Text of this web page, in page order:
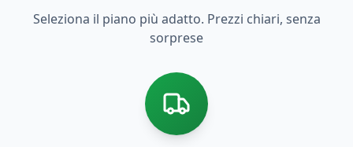
Seleziona il piano più adatto. Prezzi chiari, senza
sorprese